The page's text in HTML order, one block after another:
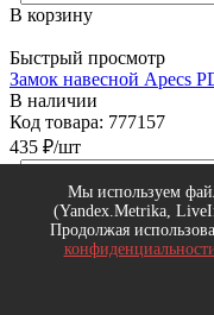
В корзину
Быстрый просмотр
Замок навесной Apecs
В наличии
Код товара: 777157
435 ₽/шт
-
В корзину
Быстрый просмотр
Замок навесной Apecs
Мы используем
(Yandex.Metrika,
Продолжая